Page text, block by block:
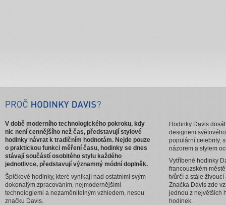
V době moderního technologického pokroku, kdy
nic není cennějšího než čas, představují stylové
hodinky návrat k tradičním hodnotám. Nejde pouze
o praktickou funkci měření času, hodinky se dnes
stávají součástí osobitého stylu každého
jednotlivce, představují významný módní doplněk.
Špičkové hodinky, které vynikají nad ostatními svým
dokonalým zpracováním, nejmodernějšími
technologiemi a nezaměnitelným vzhledem, nesou
značku Davis.
Hodinky Davis
designem
populární celebrity,
názorem a stylem
Vytříbené hodinky
francouzském
tvůrčí a stále
Značka Davis zde
jednou z největších
hodinek.